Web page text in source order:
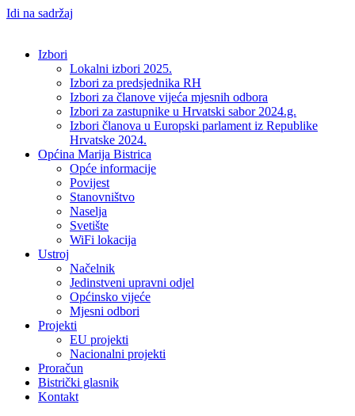
Idi na sadržaj
Izbori
Lokalni izbori 2025.
Izbori za predsjednika RH
Izbori za članove vijeća mjesnih odbora
Izbori za zastupnike u Hrvatski sabor 2024.g.
Izbori članova u Europski parlament iz Republike
Hrvatske 2024.
Općina Marija Bistrica
Opće informacije
Povijest
Stanovništvo
Naselja
Svetište
WiFi lokacija
Ustroj
Načelnik
Jedinstveni upravni odjel
Općinsko vijeće
Mjesni odbori
Projekti
EU projekti
Nacionalni projekti
Proračun
Bistrički glasnik
Kontakt